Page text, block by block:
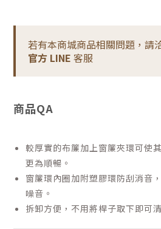
若有本商城商品相關問題，請
官方 LINE 客服
商品QA
較厚實的布簾加上窗簾夾環可使
更為順暢。
窗簾環內圈加附塑膠環防刮消音
噪音。
拆卸方便，不用將桿子取下即可